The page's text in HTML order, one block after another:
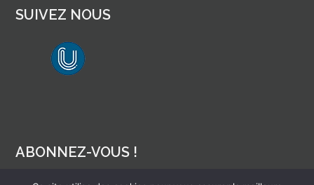
SUIVEZ NOUS
ABONNEZ-VOUS !